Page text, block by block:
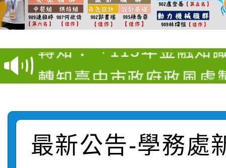
賽及師生本土語及新住
賽實施要點
轉知：「桃園市115學
比賽實施要點」
轉知：「115年金融知
動辦法」
轉知臺中市政府政風處
表
敬師藝文競賽』實施計
【甄選結果(第11招)】
最新公告-學務處